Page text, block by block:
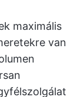
maximális
van